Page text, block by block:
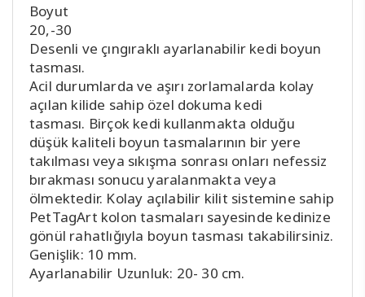
Boyut
20,-30
Desenli ve çıngıraklı ayarlanabilir kedi boyun
tasması.
Acil durumlarda ve aşırı zorlamalarda kolay
açılan kilide sahip özel dokuma kedi
tasması. Birçok kedi kullanmakta olduğu
düşük kaliteli boyun tasmalarının bir yere
takılması veya sıkışma sonrası onları nefessiz
bırakması sonucu yaralanmakta veya
ölmektedir. Kolay açılabilir kilit sistemine sahip
PetTagArt kolon tasmaları sayesinde kedinize
gönül rahatlığıyla boyun tasması takabilirsiniz.
Genişlik: 10 mm.
Ayarlanabilir Uzunluk: 20- 30 cm.